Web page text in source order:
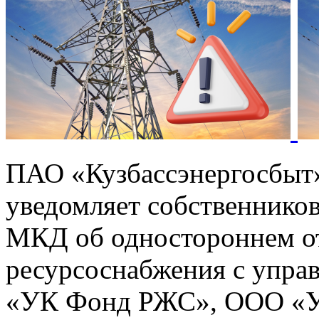
ПАО
уведомляет
МКД об одностороннем
ресурсоснабжения с
«УК Фонд РЖС», ООО